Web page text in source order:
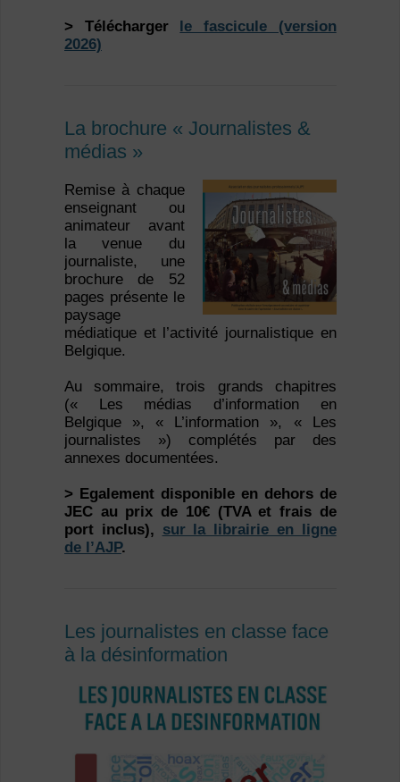
> Télécharger le fascicule (version
2026)
La brochure « Journalistes &
médias »
Remise à chaque
enseignant ou
animateur avant
la venue du
journaliste, une
brochure de 52
pages présente le
paysage
médiatique et l’activité journalistique en
Belgique.
Au sommaire, trois grands chapitres
(« Les médias d’information en
Belgique », « L’information », « Les
journalistes ») complétés par des
annexes documentées.
> Egalement disponible en dehors de
JEC au prix de 10€ (TVA et frais de
port inclus), sur la librairie en ligne
de l’AJP.
Les journalistes en classe face
à la désinformation